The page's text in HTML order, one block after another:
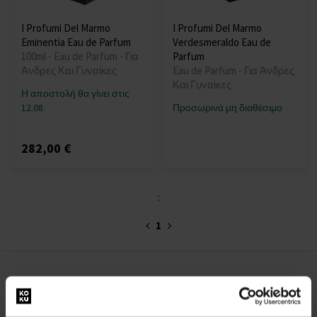
I Profumi Del Marmo
Eminentia Eau de Parfum
100ml - Eau de Parfum - Για
Άνδρες Και Γυναίκες
Η αποστολή θα γίνει στις
12.08.
282,00 €
I Profumi Del Marmo
Verdesmeraldo Eau de
Parfum
Eau de Parfum - Για Άνδρες
Και Γυναίκες
Προσωρινά μη διαθέσιμο
:
1
Σχετικά με εμάς